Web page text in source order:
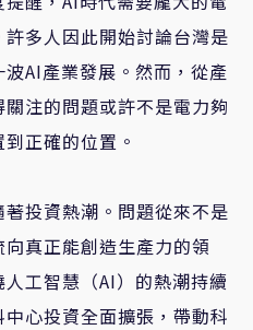
多人因此開始討論台灣是
AI產業發展。然而，從產
注的問題或許不是電力夠
正確的位置。
投資熱潮。問題從來不是
真正能創造生產力的領
工智慧（AI）的熱潮持續
心投資全面擴張，帶動科